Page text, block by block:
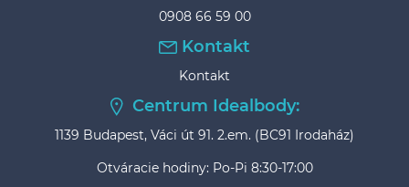
0908 66 59 00
Kontakt
Kontakt
Centrum Idealbody:
1139 Budapest, Váci út 91. 2.em. (BC91 Irodaház)
Otváracie hodiny: Po-Pi 8:30-17:00